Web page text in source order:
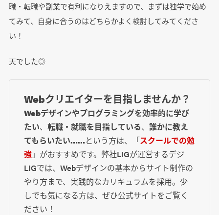
職・転職や副業で有利になりえますので、まずは独学で始め
てみて、自身に合うのはどちらかよく検討してみてくださ
い！
天でした◎
Webクリエイターを目指しませんか？
Webデザインやプログラミングを効率的に学び
たい、 転職・就職を目指している、 誰かに教え
てもらいたい……という方は、「スクールでの勉
強」がおすすめです。弊社LIGが運営するデジ
LIGでは、Webデザインの基本からサイト制作の
やり方まで、実践的なカリキュラムを採用。少
しでも気になる方は、ぜひ公式サイトをご覧く
ださい！